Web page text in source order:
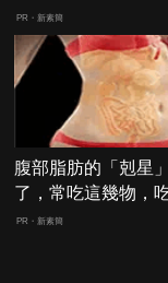
小！
PR・新素簡
腹部脂肪的「剋星
了，常吃這幾物，
囊，瘦出小蠻腰
PR・新素簡